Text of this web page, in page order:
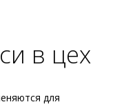
в цех
для